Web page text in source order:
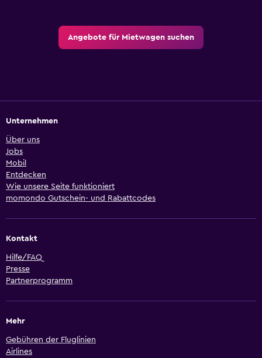
Angebote für Mietwagen suchen
Unternehmen
Über uns
Jobs
Mobil
Entdecken
Wie unsere Seite funktioniert
momondo Gutschein- und Rabattcodes
Kontakt
Hilfe/FAQ
Presse
Partnerprogramm
Mehr
Gebühren der Fluglinien
Airlines